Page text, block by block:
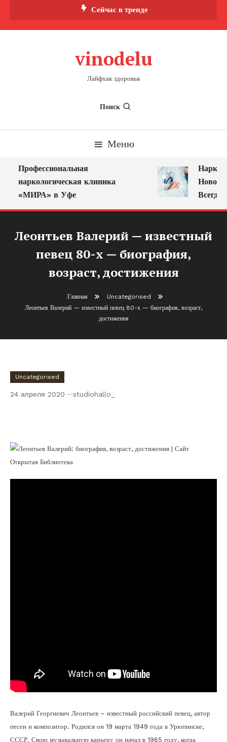
Сейчас в тренде
vinodelu
Лайфхак здоровья
Поиск
Меню
Профессиональная
наркологическая клиника
«МИРА» в Уфе
Всегда
Леонтьев Валерий — известный
певец 80-х — биография,
возраст, достижения
Главная
Uncategorised
Леонтьев Валерий — известный певец 80-х — биография, возраст,
достижения
Uncategorised
24 апреля 2020 studiohallo_
Валерий Георгиевич Леонтьев – известный российский певец, автор
песен и композитор. Родился он 19 марта 1949 года в Урюпинске,
СССР. Свою музыкальную карьеру он начал в 1965 году, когда